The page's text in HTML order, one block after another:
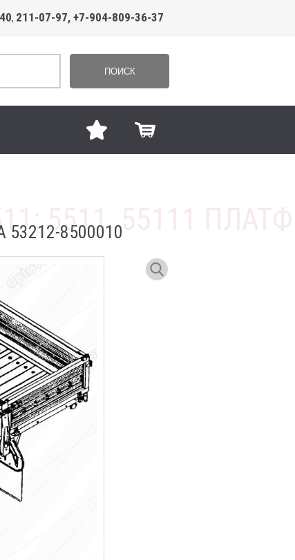
, 211-07-97, +7-904-809-36-37
ПОИСК
8500010